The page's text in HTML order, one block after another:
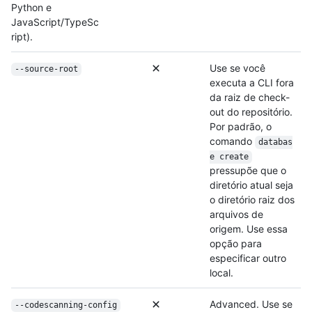
Python e
JavaScript/TypeSc
ript).
--source-root
Use se você
executa a CLI fora
da raiz de check-
out do repositório.
Por padrão, o
comando
databas
e create
pressupõe que o
diretório atual seja
o diretório raiz dos
arquivos de
origem. Use essa
opção para
especificar outro
local.
--codescanning-config
Advanced. Use se